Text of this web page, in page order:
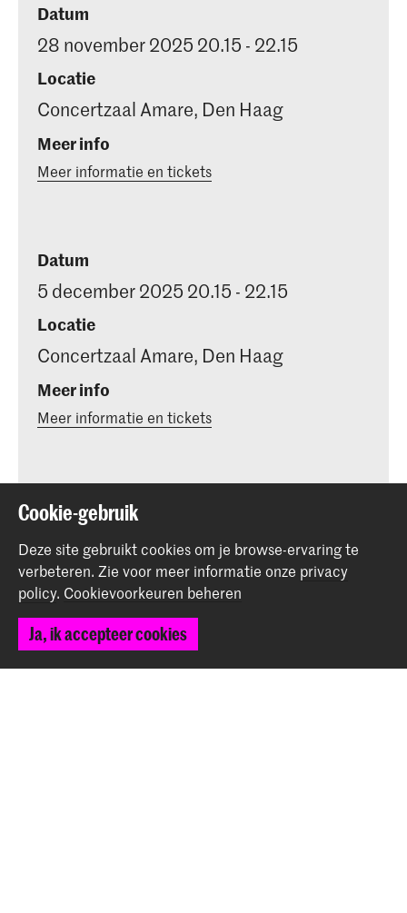
Datum
28 november 2025 20.15 - 22.15
Locatie
Concertzaal Amare, Den Haag
Meer info
Meer informatie en tickets
Datum
5 december 2025 20.15 - 22.15
Locatie
Concertzaal Amare, Den Haag
Meer info
Meer informatie en tickets
Deel dit item
Contact
Cookie-gebruik
Deze site gebruikt cookies om je browse-ervaring te
verbeteren. Zie voor meer informatie onze privacy
policy. Cookievoorkeuren beheren
Ja, ik accepteer cookies